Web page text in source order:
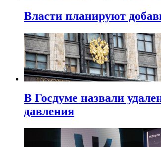
Власти планируют
В Госдуме назвали
давления